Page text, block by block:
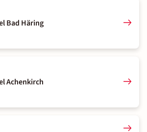
Bad Häring
Achenkirch